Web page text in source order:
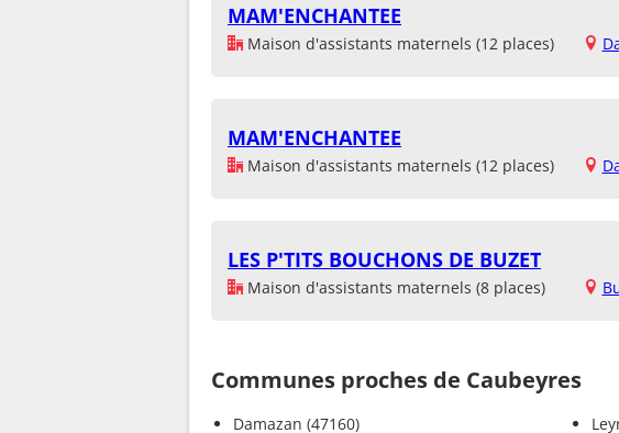
MAM'ENCHANTEE
Maison d'assistants maternels (12 places)
MAM'ENCHANTEE
Maison d'assistants maternels (12 places)
LES P'TITS BOUCHONS DE BUZET
Maison d'assistants maternels (8 places)
Communes proches de Caubeyres
Damazan (47160)